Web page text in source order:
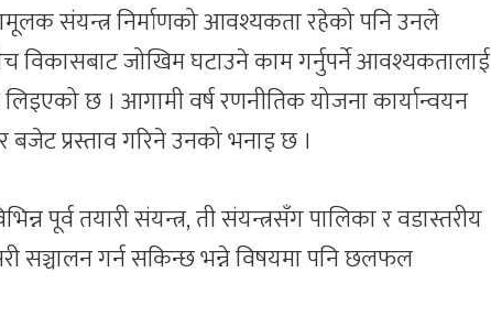
संयन्त्र निर्माणको आवश्यकता रहेको पनि उनले
विकासबाट जोखिम घटाउने काम गर्नुपर्ने आवश्यकतालाई
छ । आगामी वर्ष रणनीतिक योजना कार्यान्वयन
बजेट प्रस्ताव गरिने उनको भनाइ छ ।
पूर्व तयारी संयन्त्र, ती संयन्त्रसँग पालिका र वडास्तरीय
सञ्चालन गर्न सकिन्छ भन्ने विषयमा पनि छलफल